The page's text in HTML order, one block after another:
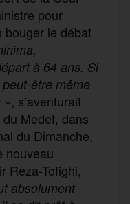
pour
bouger le débat
à 64 ans. Si
être même
», s’aventurait
Medef, dans
du Dimanche,
nouveau
Reza-Tofighi,
absolument